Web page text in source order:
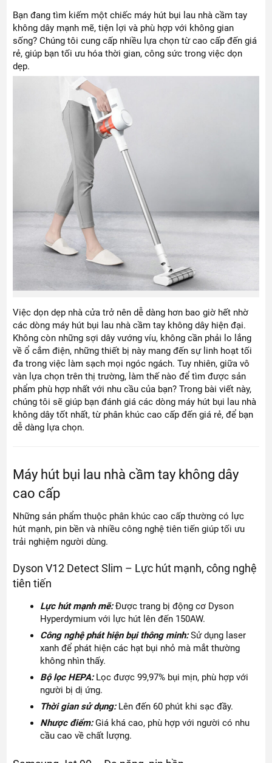
Bạn đang tìm kiếm một chiếc máy hút bụi lau nhà cầm tay
không dây mạnh mẽ, tiện lợi và phù hợp với không gian
sống? Chúng tôi cung cấp nhiều lựa chọn từ cao cấp đến giá
rẻ, giúp bạn tối ưu hóa thời gian, công sức trong việc dọn
dẹp.
Việc dọn dẹp nhà cửa trở nên dễ dàng hơn bao giờ hết nhờ
các dòng máy hút bụi lau nhà cầm tay không dây hiện đại.
Không còn những sợi dây vướng víu, không cần phải lo lắng
về ổ cắm điện, những thiết bị này mang đến sự linh hoạt tối
đa trong việc làm sạch mọi ngóc ngách. Tuy nhiên, giữa vô
vàn lựa chọn trên thị trường, làm thế nào để tìm được sản
phẩm phù hợp nhất với nhu cầu của bạn? Trong bài viết này,
chúng tôi sẽ giúp bạn đánh giá các dòng máy hút bụi lau nhà
không dây tốt nhất, từ phân khúc cao cấp đến giá rẻ, để bạn
dễ dàng lựa chọn.
Máy hút bụi lau nhà cầm tay không dây
cao cấp
Những sản phẩm thuộc phân khúc cao cấp thường có lực
hút mạnh, pin bền và nhiều công nghệ tiên tiến giúp tối ưu
trải nghiệm người dùng.
Dyson V12 Detect Slim – Lực hút mạnh, công nghệ
tiên tiến
Lực hút mạnh mẽ:Được trang bị động cơ Dyson
Hyperdymium với lực hút lên đến 150AW.
Công nghệ phát hiện bụi thông minh:Sử dụng laser
xanh để phát hiện các hạt bụi nhỏ mà mắt thường
không nhìn thấy.
Bộ lọc HEPA:Lọc được 99,97% bụi mịn, phù hợp với
người bị dị ứng.
Thời gian sử dụng:Lên đến 60 phút khi sạc đầy.
Nhược điểm:Giá khá cao, phù hợp với người có nhu
cầu cao về chất lượng.